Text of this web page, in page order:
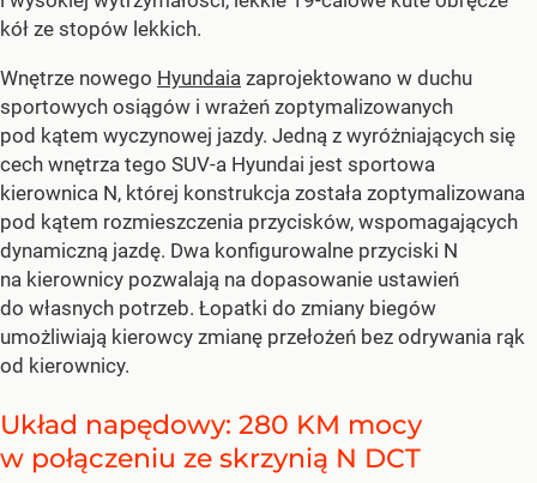
kół ze stopów lekkich.
Wnętrze nowego Hyundaia zaprojektowano w duchu
sportowych osiągów i wrażeń zoptymalizowanych
pod kątem wyczynowej jazdy. Jedną z wyróżniających się
cech wnętrza tego SUV-a Hyundai jest sportowa
kierownica N, której konstrukcja została zoptymalizowana
pod kątem rozmieszczenia przycisków, wspomagających
dynamiczną jazdę. Dwa konfigurowalne przyciski N
na kierownicy pozwalają na dopasowanie ustawień
do własnych potrzeb. Łopatki do zmiany biegów
umożliwiają kierowcy zmianę przełożeń bez odrywania rąk
od kierownicy.
Układ napędowy: 280 KM mocy
w połączeniu ze skrzynią N DCT